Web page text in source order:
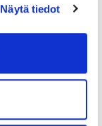
Näytä tiedot
–